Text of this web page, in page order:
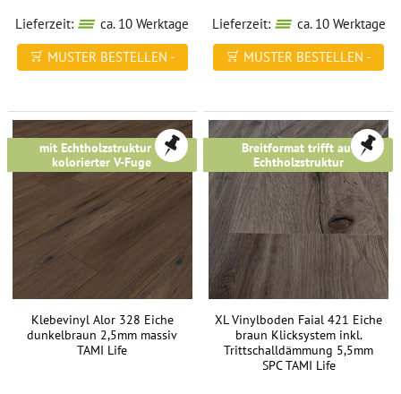
Vorkasse.
Lieferzeit:
ca. 10 Werktage
MUSTER BESTELLEN -
Lieferzeit:
ca. 10 Werktage
MUSTER BESTELLEN -
mit Echtholzstruktur &
kolorierter V-Fuge
Klebevinyl Alor 328 Eiche
dunkelbraun 2,5mm massiv
TAMI Life
Breitformat trifft auf
Echtholzstruktur
XL Vinylboden Faial 421 Eiche
braun Klicksystem inkl.
Trittschalldämmung 5,5mm
SPC TAMI Life